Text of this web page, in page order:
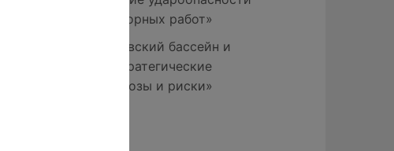
при ведении горных работ»
Конгресс «Азовский бассейн и
Приазовье: стратегические
проблемы, угрозы и риски»